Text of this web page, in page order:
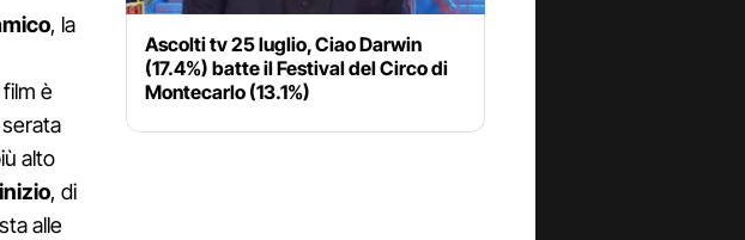
, la
è
serata
alto
, di
alle
Ascolti tv 25 luglio, Ciao Darwin
(17.4%) batte il Festival del Circo di
Montecarlo (13.1%)